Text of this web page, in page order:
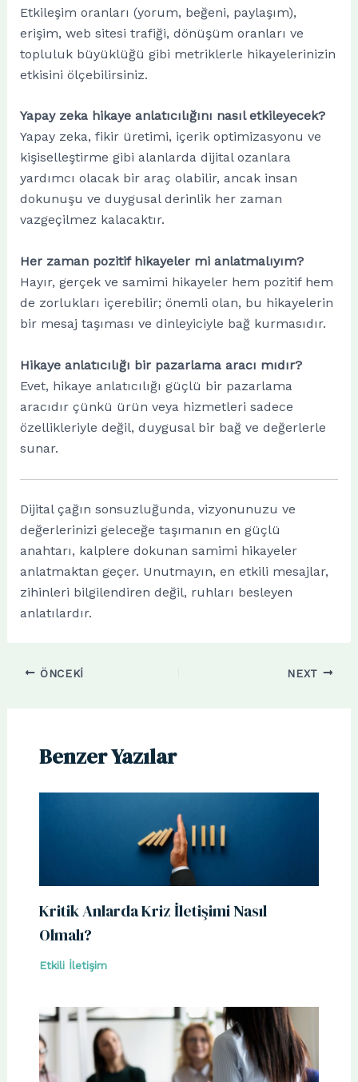
Etkileşim oranları (yorum, beğeni, paylaşım),
erişim, web sitesi trafiği, dönüşüm oranları ve
topluluk büyüklüğü gibi metriklerle hikayelerinizin
etkisini ölçebilirsiniz.
Yapay zeka hikaye anlatıcılığını nasıl etkileyecek?
Yapay zeka, fikir üretimi, içerik optimizasyonu ve
kişiselleştirme gibi alanlarda dijital ozanlara
yardımcı olacak bir araç olabilir, ancak insan
dokunuşu ve duygusal derinlik her zaman
vazgeçilmez kalacaktır.
Her zaman pozitif hikayeler mi anlatmalıyım?
Hayır, gerçek ve samimi hikayeler hem pozitif hem
de zorlukları içerebilir; önemli olan, bu hikayelerin
bir mesaj taşıması ve dinleyiciyle bağ kurmasıdır.
Hikaye anlatıcılığı bir pazarlama aracı mıdır?
Evet, hikaye anlatıcılığı güçlü bir pazarlama
aracıdır çünkü ürün veya hizmetleri sadece
özellikleriyle değil, duygusal bir bağ ve değerlerle
sunar.
Dijital çağın sonsuzluğunda, vizyonunuzu ve
değerlerinizi geleceğe taşımanın en güçlü
anahtarı, kalplere dokunan samimi hikayeler
anlatmaktan geçer. Unutmayın, en etkili mesajlar,
zihinleri bilgilendiren değil, ruhları besleyen
anlatılardır.
ÖNCEKI NEXT
Benzer Yazılar
Kritik Anlarda Kriz İletişimi Nasıl
Olmalı?
Etkili İletişim